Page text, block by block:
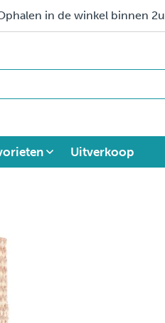
in de winkel binnen 2u
Uitverkoop